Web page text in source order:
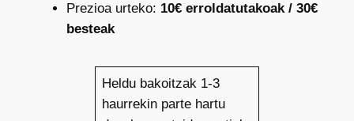
Prezioa urteko: 10€ erroldatutakoak / 30€
besteak
Heldu bakoitzak 1-3
haurrekin parte hartu